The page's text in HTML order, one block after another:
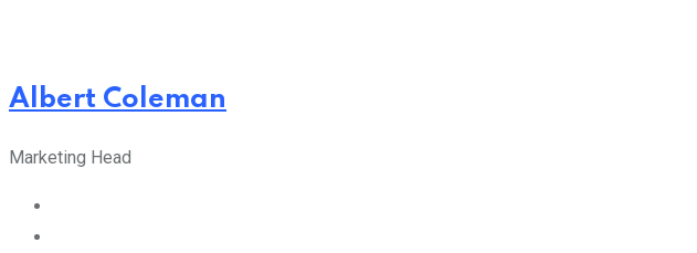
Albert Coleman
Marketing Head